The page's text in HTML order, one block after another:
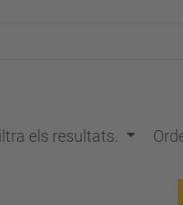
els resultats.